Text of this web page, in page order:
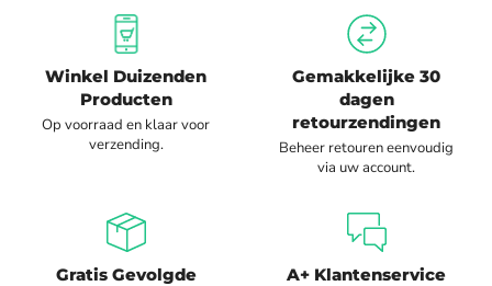
Winkel Duizenden
Producten
Op voorraad en klaar voor
verzending.
Gemakkelijke 30
dagen
retourzendingen
Beheer retouren eenvoudig
via uw account.
Gratis Gevolgde
A+ Klantenservice